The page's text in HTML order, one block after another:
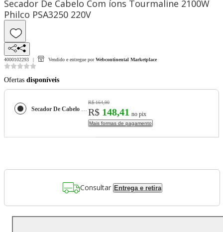
Secador De Cabelo Com íons Tourmaline 2100W
Philco PSA3250 220V
4000102293 Vendido e entregue por Webcontinental Marketplace
Ofertas disponíveis
Secador De Cabelo Com íons Tourmaline 2100W Philco PSA3250 220V
R$ 164,90
R$ 148,41 no pix
Mais formas de pagamento
Consultar Entrega e retira